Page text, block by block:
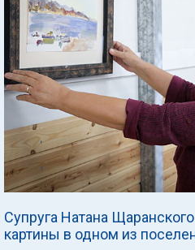
Супруга Натана
картины в одном из